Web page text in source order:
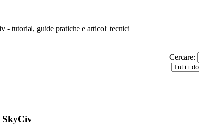
- tutorial, guide pratiche e articoli tecnici
Cercare:
SkyCiv